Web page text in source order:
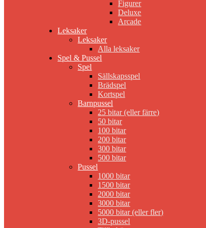
Figurer
Deluxe
Arcade
Leksaker
Leksaker
Alla leksaker
Spel & Pussel
Spel
Sällskapsspel
Brädspel
Kortspel
Barnpussel
25 bitar (eller färre)
50 bitar
100 bitar
200 bitar
300 bitar
500 bitar
Pussel
1000 bitar
1500 bitar
2000 bitar
3000 bitar
5000 bitar (eller fler)
3D-pussel